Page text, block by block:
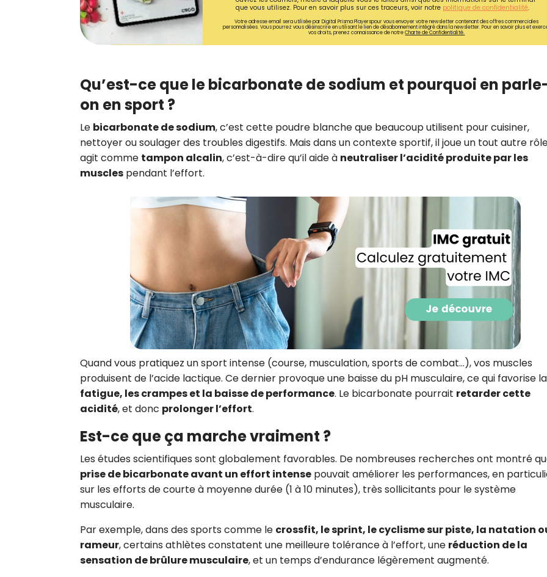
que vous utilisez. Pour en savoir plus sur ces traceurs, voir notre politique de confidentialité.
Votre adresse email sera utilisée par Digital Prisma Playerspour vous envoyer votre newsletter contenant des offres commerciales
personnalisées. Vous pourrez vous désinscrire en utilisant le lien de désabonnement intégré dans la newsletter. Pour en savoir plus et
vos droits, prenez connaissance de notreCharte de Confidentialité.
Qu’est-ce que le bicarbonate de sodium et pourquoi en
on en sport ?
Le bicarbonate de sodium, c’est cette poudre blanche que beaucoup utilisent pour cuisiner,
nettoyer ou soulager des troubles digestifs. Mais dans un contexte sportif, il joue un tout autre
agit comme tampon alcalin, c’est-à-dire qu’il aide à neutraliser l’acidité produite par les
muscles pendant l’effort.
Quand vous pratiquez un sport intense (course, musculation, sports de combat…), vos muscles
produisent de l’acide lactique. Ce dernier provoque une baisse du pH musculaire, ce qui favorise la
fatigue, les crampes et la baisse de performance. Le bicarbonate pourrait retarder cette
acidité, et donc prolonger l’effort.
Est-ce que ça marche vraiment ?
Les études scientifiques sont globalement favorables. De nombreuses recherches ont montré
prise de bicarbonate avant un effort intense pouvait améliorer les performances, en
sur les efforts de courte à moyenne durée (1 à 10 minutes), très sollicitants pour le système
musculaire.
Par exemple, dans des sports comme le crossfit, le sprint, le cyclisme sur piste, la natation
rameur, certains athlètes constatent une meilleure tolérance à l’effort, une réduction de la
sensation de brûlure musculaire, et un temps d’endurance légèrement augmenté.
Recevez
recettes inédites de
Ainsi que la newsletter
CROQ.
des courriels pour mesurer et
performances des campagnes.
pourrons savoir si vous ouvrez les
l'heure à laquelle vous le faites ainsi
voir notre politique de
Je reçois mon cadeau !